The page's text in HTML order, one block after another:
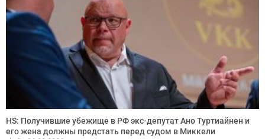
HS: Получившие убежище в РФ экс-депутат Ано Туртиайнен и
его жена должны предстать перед судом в Миккели